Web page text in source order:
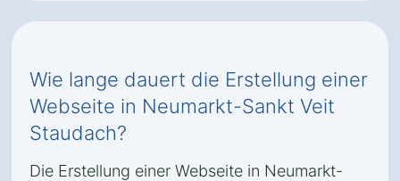
Wie lange dauert die Erstellung einer
Webseite in Neumarkt-Sankt Veit
Staudach?
Die Erstellung einer Webseite in Neumarkt-